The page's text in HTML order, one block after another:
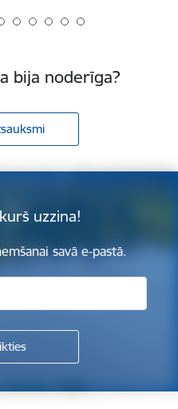
bija noderīga?
uzzina!
savā e-pastā.